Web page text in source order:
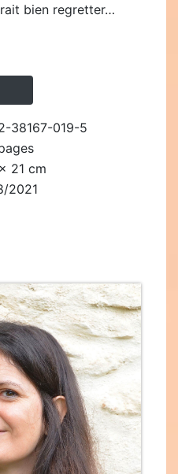
bien regretter…
38167-019-5
21 cm
2021